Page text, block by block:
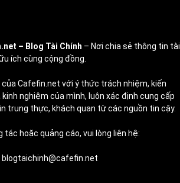
– Blog Tài Chính – Nơi chia sẻ thông tin tài
ích cùng cộng đồng.
của Cafefin.net với ý thức trách nhiệm, kiến
nghiệm của mình, luôn xác định cung cấp
trung thực, khách quan từ các nguồn tin cậy.
tác hoặc quảng cáo, vui lòng liên hệ:
blogtaichinh@cafefin.net